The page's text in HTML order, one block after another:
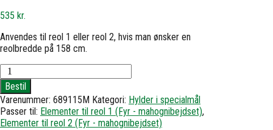
535 kr.
Anvendes til reol 1 eller reol 2, hvis man ønsker en
reolbredde på 158 cm.
Hylde
til
reol
1
eller
2
Bestil
Varenummer: 689115M Kategori: Hylder i specialmål
Passer til: Elementer til reol 1 (Fyr - mahognibejdset),
Elementer til reol 2 (Fyr - mahognibejdset)